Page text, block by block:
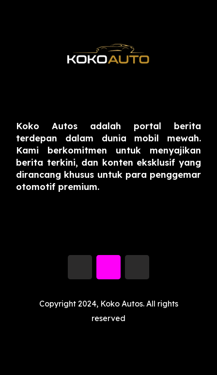
Koko Autos adalah portal berita
terdepan dalam dunia mobil mewah.
Kami berkomitmen untuk menyajikan
berita terkini, dan konten eksklusif yang
dirancang khusus untuk para penggemar
otomotif premium.
Copyright 2024, Koko Autos. All rights
reserved